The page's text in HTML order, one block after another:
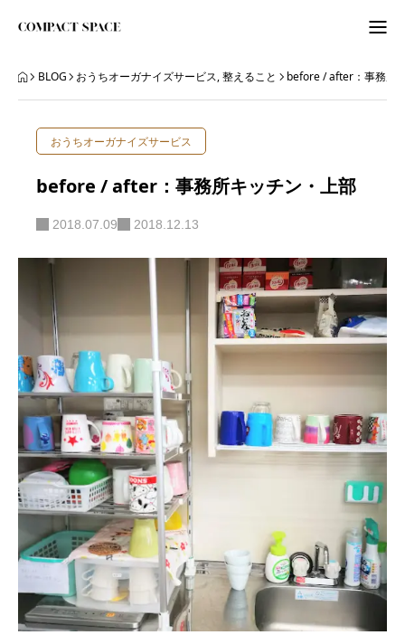
わたしのこと
BLOG
BLOG ABOUT
ニュースレター
お問い合わせ
BLOG おうちオーガナイズサービス,整えること before / after：事務所
おうちオーガナイズサービス
before / after：事務所キッチン・上部
2018.07.09 2018.12.13